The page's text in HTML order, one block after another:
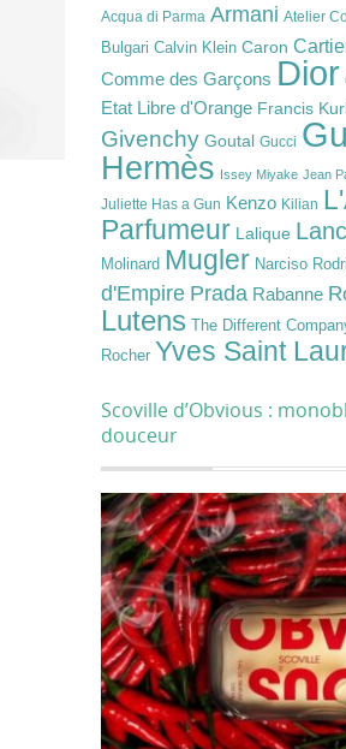
Acqua di Parma Armani Atelier
Bulgari Calvin Klein Caron
Comme des Garçons Dior
Etat Libre d'Orange Francis
Givenchy Goutal Gucci
Hermès Issey Miyake Jean
Juliette Has a Gun Kenzo Kilian
Parfumeur Lalique
Molinard Mugler Narciso
d'Empire Prada Rabanne
Lutens
The Different
Rocher Yves Saint
Scoville d’Obvious :
douceur